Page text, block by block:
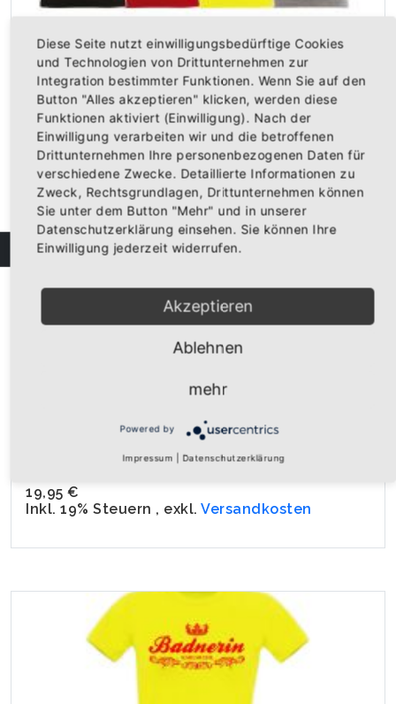
FILTER
Girly-Shirt "Baden"
Vorderseite bedruckt mit unseren badischen Greifen und dem S...
19,95 €
Inkl. 19% Steuern, exkl.Versandkosten
Girly-Shirt "Republik Baden"
19,95 €
Inkl. 19% Steuern , exkl. Versandkosten
Diese Seite nutzt einwilligungsbedürftige Cookies
und Technologien von Drittunternehmen zur
Integration bestimmter Funktionen. Wenn Sie auf den
Button "Alles akzeptieren" klicken, werden diese
Funktionen aktiviert (Einwilligung). Nach der
Einwilligung verarbeiten wir und die betroffenen
Drittunternehmen Ihre personenbezogenen Daten für
verschiedene Zwecke. Detaillierte Informationen zu
Zweck, Rechtsgrundlagen, Drittunternehmen können
Sie unter dem Button "Mehr" und in unserer
Datenschutzerklärung einsehen. Sie können Ihre
Einwilligung jederzeit widerrufen.
Akzeptieren
Ablehnen
mehr
Powered by
Impressum Datenschutzerklärung